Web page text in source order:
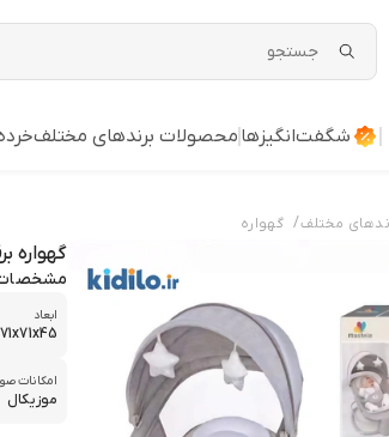
شگفت‌انگیزها محصولات برندهای مختلف
مختلف/ گهواره
گهواره برقی
ابعاد
71x71x45 سانتی‌متر
امکانات
موزیکال